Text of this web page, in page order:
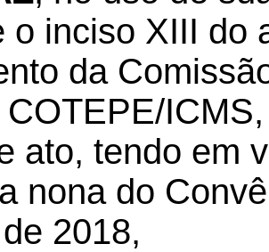
o inciso XIII do
da
COTEPE/
ato, tendo em
nona do
2018,